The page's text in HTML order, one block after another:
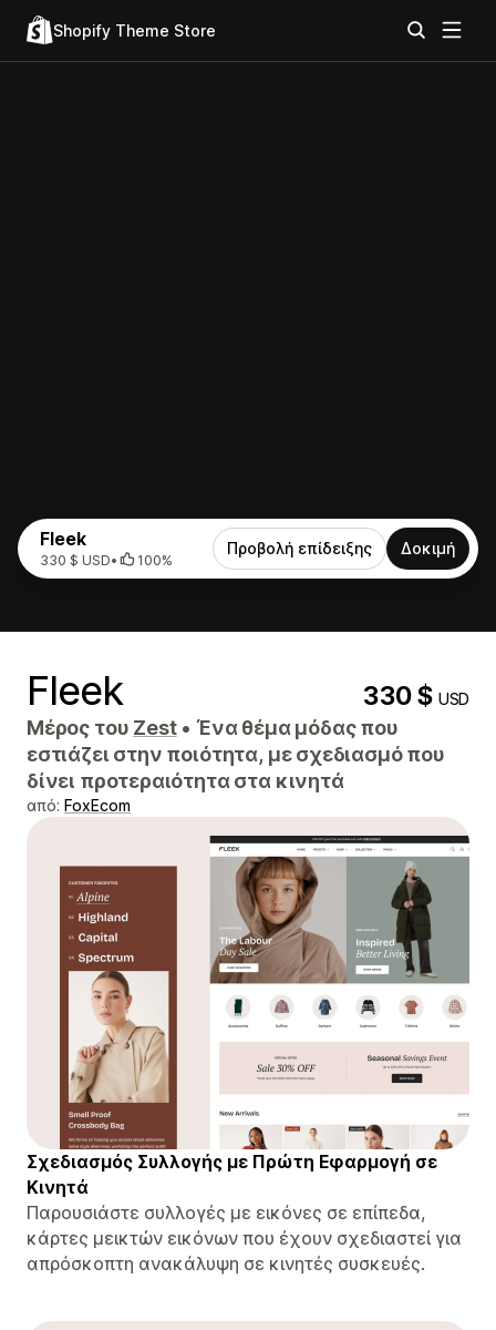
Shopify Theme Store
Fleek
330 $ USD• 100%
Προβολή επίδειξης Δοκιμή
Fleek 330 $USD
Μέρος του Zest • Ένα θέμα μόδας που
εστιάζει στην ποιότητα, με σχεδιασμό που
δίνει προτεραιότητα στα κινητά
από: FoxEcom
Σχεδιασμός Συλλογής με Πρώτη Εφαρμογή σε
Κινητά
Παρουσιάστε συλλογές με εικόνες σε επίπεδα,
κάρτες μεικτών εικόνων που έχουν σχεδιαστεί για
απρόσκοπτη ανακάλυψη σε κινητές συσκευές.